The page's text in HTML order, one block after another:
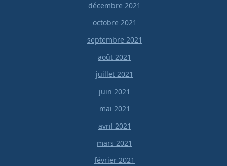
décembre 2021
octobre 2021
septembre 2021
août 2021
juillet 2021
juin 2021
mai 2021
avril 2021
mars 2021
février 2021